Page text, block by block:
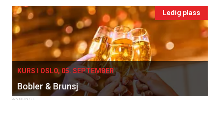
Ledig plass
KURS I OSLO, 05. SEPTEMBER
Bobler & Brunsj